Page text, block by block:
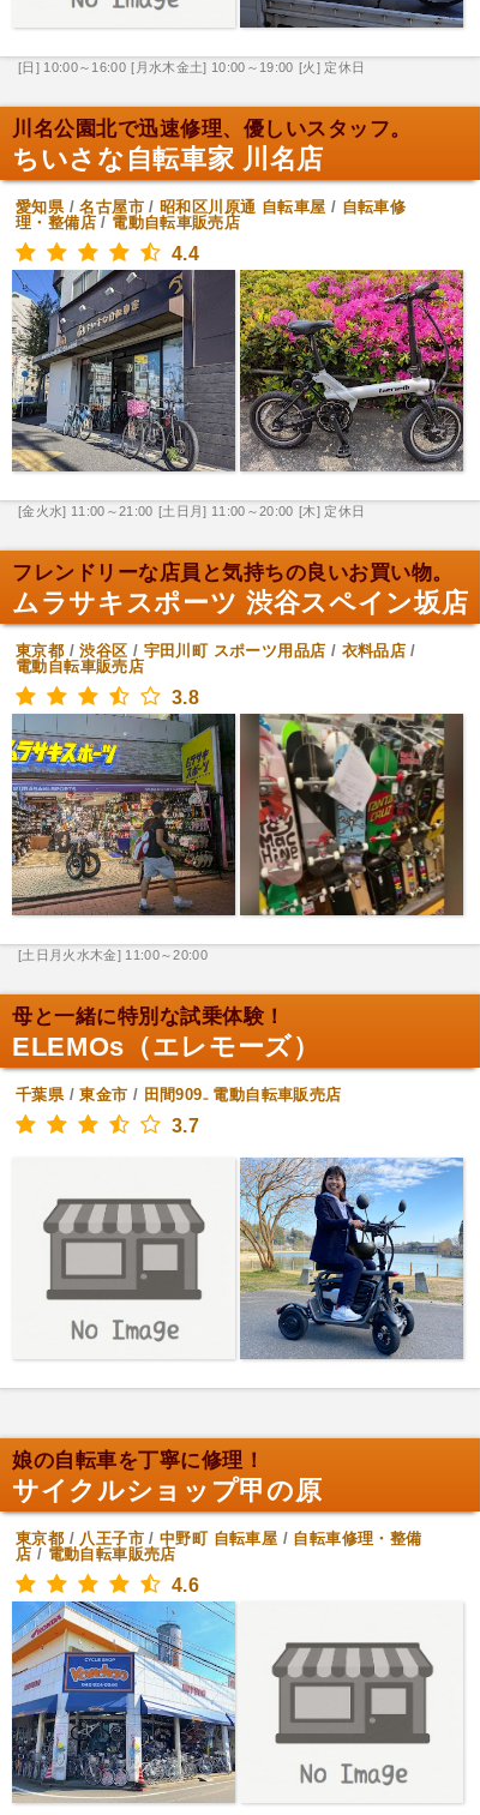
[日] 10:00～16:00 [月水木金土] 10:00～19:00 [火] 定休日
川名公園北で迅速修理、優しいスタッフ。
ちいさな自転車家 川名店
愛知県/名古屋市/ 昭和区川原通 自転車屋 / 自転車修
理・整備店/ 電動自転車販売店
4.4
[金火水] 11:00～21:00 [土日月] 11:00～20:00 [木] 定休日
フレンドリーな店員と気持ちの良いお買い物。
ムラサキスポーツ 渋谷スペイン坂店
東京都 /渋谷区 / 宇田川町 スポーツ用品店 / 衣料品店 /
電動自転車販売店
3.8
[土日月火水木金] 11:00～20:00
母と一緒に特別な試乗体験！
ELEMOs（エレモーズ）
千葉県/東金市 / 田間909₋ 電動自転車販売店
3.7
娘の自転車を丁寧に修理！
サイクルショップ甲の原
東京都 / 八王子市/中野町 自転車屋 / 自転車修理・整備
店 / 電動自転車販売店
4.6